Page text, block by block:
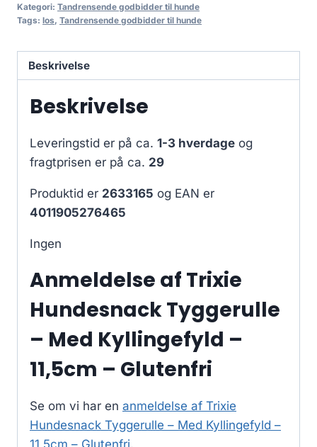
Kategori: Tandrensende godbidder til hunde
Tags: los, Tandrensende godbidder til hunde
Beskrivelse
Beskrivelse
Leveringstid er på ca. 1-3 hverdage og
fragtprisen er på ca. 29
Produktid er 2633165 og EAN er
4011905276465
Ingen
Anmeldelse af Trixie
Hundesnack Tyggerulle
– Med Kyllingefyld –
11,5cm – Glutenfri
Se om vi har en anmeldelse af Trixie
Hundesnack Tyggerulle – Med Kyllingefyld –